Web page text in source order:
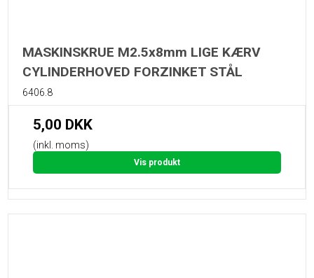
MASKINSKRUE M2.5x8mm LIGE KÆRV
CYLINDERHOVED FORZINKET STÅL
6406.8
5,00 DKK
(inkl. moms)
Vis produkt